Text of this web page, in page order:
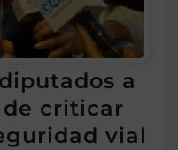
a
de criticar
vial